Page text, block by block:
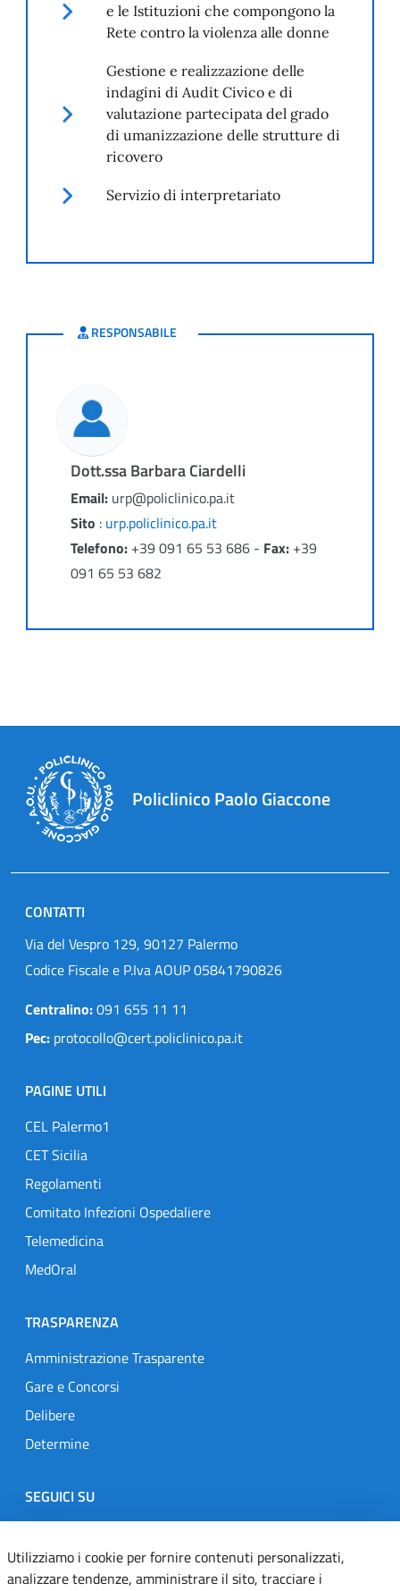
e le Istituzioni che compongono la
Rete contro la violenza alle donne
Gestione e realizzazione delle
indagini di Audit Civico e di
valutazione partecipata del grado
di umanizzazione delle strutture di
ricovero
Servizio di interpretariato
RESPONSABILE
RESPONSABILE
Dott.ssa Barbara Ciardelli
Email: urp@policlinico.pa.it
Sito : urp.policlinico.pa.it
Telefono: +39 091 65 53 686 - Fax: +39
091 65 53 682
Policlinico Paolo Giaccone
CONTATTI
Via del Vespro 129, 90127 Palermo
Codice Fiscale e P.Iva AOUP 05841790826
Centralino:091 655 11 11
Pec: protocollo@cert.policlinico.pa.it
PAGINE UTILI
CEL Palermo1
CET Sicilia
Regolamenti
Comitato Infezioni Ospedaliere
Telemedicina
MedOral
TRASPARENZA
Amministrazione Trasparente
Gare e Concorsi
Delibere
Determine
SEGUICI SU
Designers Italia
TwitterInstagramYoutubeLinkedin
Utilizziamo i cookie per fornire contenuti personalizzati,
analizzare tendenze, amministrare il sito, tracciare i